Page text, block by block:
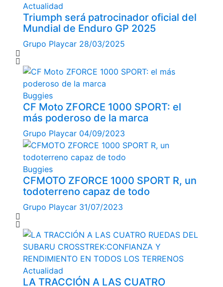
Actualidad
Triumph será patrocinador oficial del
Mundial de Enduro GP 2025
Grupo Playcar 28/03/2025
Buggies
CF Moto ZFORCE 1000 SPORT: el
más poderoso de la marca
Grupo Playcar 04/09/2023
Buggies
CFMOTO ZFORCE 1000 SPORT R, un
todoterreno capaz de todo
Grupo Playcar 31/07/2023
Actualidad
LA TRACCIÓN A LAS CUATRO